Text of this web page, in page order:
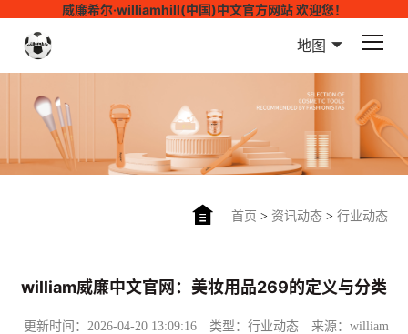
威廉希尔·williamhill(中国)中文官方网站 欢迎您！
地图
首页 > 资讯动态> 行业动态
william威廉中文官网：美妆用品269的定义与分类
更新时间：2026-04-20 13:09:16 类型：行业动态
来源：william